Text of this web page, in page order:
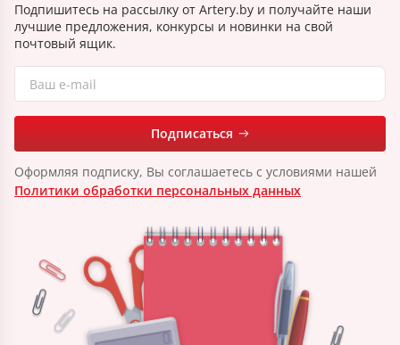
Подпишитесь на рассылку от Artery.by и получайте наши
лучшие предложения, конкурсы и новинки на свой
почтовый ящик.
Подписаться
Оформляя подписку, Вы соглашаетесь с условиями нашей
Политики обработки персональных данных